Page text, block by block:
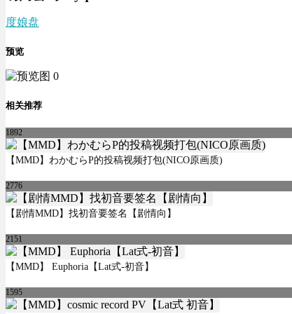
度娘盘
预览
相关推荐
1892
【MMD】わかむらP的投稿视频打包(NICO原画质)
2776
【剧情MMD】找初音要签名【剧情向】
2151
【MMD】 Euphoria【Lat式-初音】
1595